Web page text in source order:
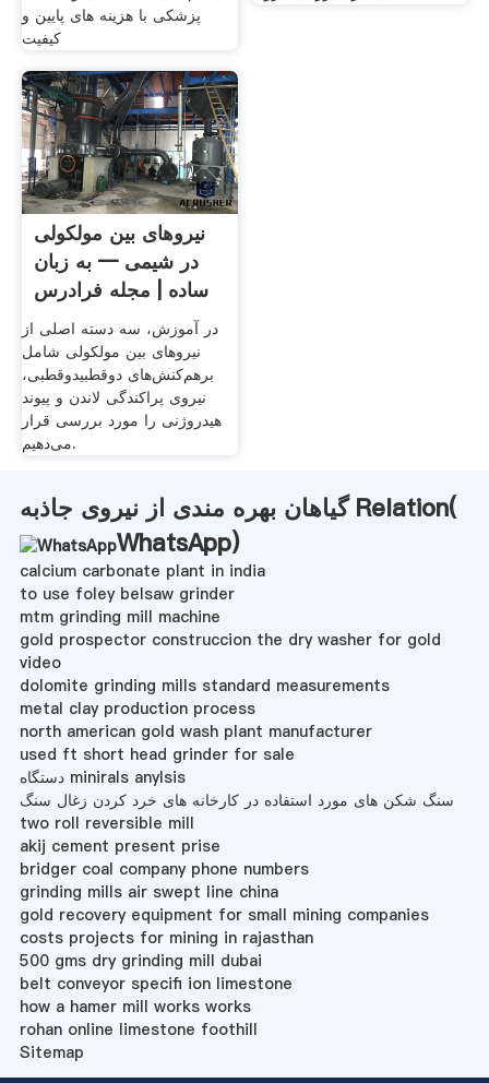
پزشکی با هزینه های پایین و
کیفیت
نیروهای بین مولکولی
در شیمی — به زبان
ساده | مجله فرادرس
در آموزش، سه دسته اصلی از
نیروهای بین مولکولی شامل
برهم‌کنش‌های دوقطبیدوقطبی،
نیروی پراکندگی لاندن و پیوند
هیدروژنی را مورد بررسی قرار
می‌دهیم.
گیاهان بهره مندی از نیروی جاذبه Relation(
WhatsApp)
calcium carbonate plant in india
to use foley belsaw grinder
mtm grinding mill machine
gold prospector construccion the dry washer for gold
video
dolomite grinding mills standard measurements
metal clay production process
north american gold wash plant manufacturer
used ft short head grinder for sale
دستگاه minirals anylsis
سنگ شکن های مورد استفاده در کارخانه های خرد کردن زغال سنگ
two roll reversible mill
akij cement present prise
bridger coal company phone numbers
grinding mills air swept line china
gold recovery equipment for small mining companies
costs projects for mining in rajasthan
500 gms dry grinding mill dubai
belt conveyor specifi ion limestone
how a hamer mill works works
rohan online limestone foothill
Sitemap